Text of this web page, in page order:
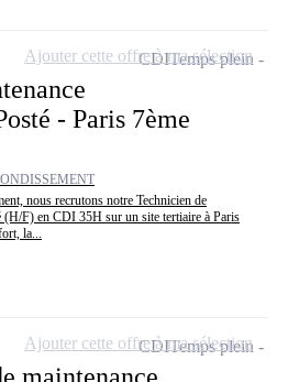
- Paris 7ème
nous recrutons notre Technicien de
F) en CDI 35H sur un site tertiaire à Paris
la...
CDITemps plein
Ajouter cette offre à ma sélection
maintenance
CDITemps plein
Ajouter cette offre à ma sélection